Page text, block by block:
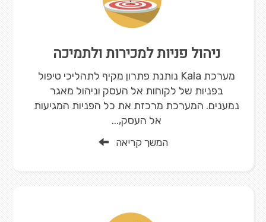
ניהול פניות למכירות ולתמיכה
מערכת Kala נותנת פתרון מקיף לתהליכי טיפול
בפניות של לקוחות אל העסק וניהול מאגר
נמענים. המערכת מרכזת את כל הפניות המגיעות
אל העסק,...
המשך קריאה